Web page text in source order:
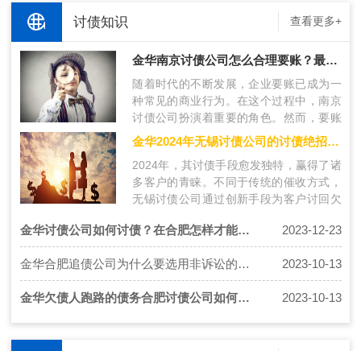
讨债知识 查看更多+
金华南京讨债公司怎么合理要账？最新要账技术分享！
随着时代的不断发展，企业要账已成为一
种常见的商业行为。在这个过程中，南京
讨债公司扮演着重要的角色。然而，要账
过程中存在许多挑战，包括债务人的风险
评…
金华2024年无锡讨债公司的讨债绝招是什么？
2024年，其讨债手段愈发独特，赢得了诸
多客户的青睐。不同于传统的催收方式，
无锡讨债公司通过创新手段为客户讨回欠
讨…
金华讨债公司如何讨债？在合肥怎样才能找对好的讨债公司？ 2023-12-23
金华合肥追债公司为什么要选用非诉讼的催收方法？ 2023-10-13
金华欠债人跑路的债务合肥讨债公司如何追回欠款？ 2023-10-13